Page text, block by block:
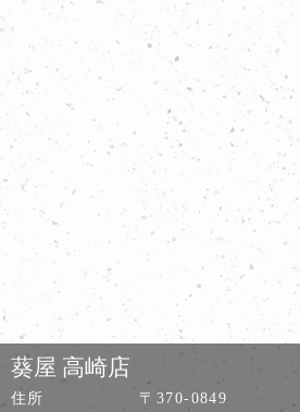
葵屋 高崎店
住所
〒370-0849